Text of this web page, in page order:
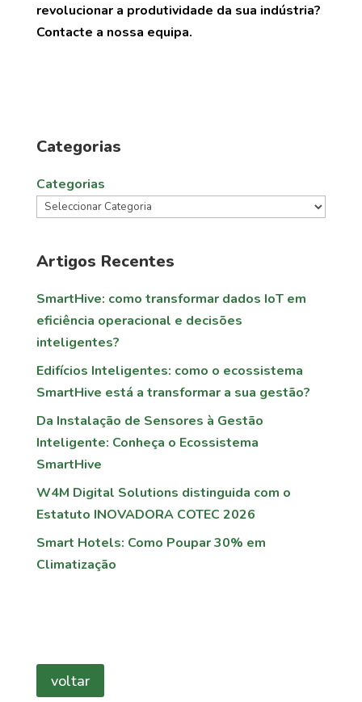
revolucionar a produtividade da sua indústria?
Contacte a nossa equipa.
Categorias
Categorias
Artigos Recentes
SmartHive: como transformar dados IoT em
eficiência operacional e decisões
inteligentes?
Edifícios Inteligentes: como o ecossistema
SmartHive está a transformar a sua gestão?
Da Instalação de Sensores à Gestão
Inteligente: Conheça o Ecossistema
SmartHive
W4M Digital Solutions distinguida com o
Estatuto INOVADORA COTEC 2026
Smart Hotels: Como Poupar 30% em
Climatização
voltar